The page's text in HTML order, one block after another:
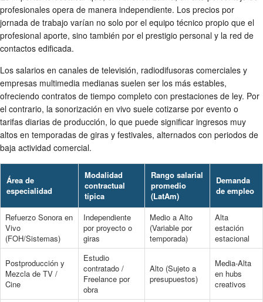
profesionales opera de manera independiente. Los precios por
jornada de trabajo varían no solo por el equipo técnico propio que el
profesional aporte, sino también por el prestigio personal y la red de
contactos edificada.
Los salarios en canales de televisión, radiodifusoras comerciales y
empresas multimedia medianas suelen ser los más estables,
ofreciendo contratos de tiempo completo con prestaciones de ley. Por
el contrario, la sonorización en vivo suele cotizarse por evento o
tarifas diarias de producción, lo que puede significar ingresos muy
altos en temporadas de giras y festivales, alternados con periodos de
baja actividad comercial.
Área de
especialidad
Modalidad
contractual
típica
Rango salarial
promedio
(LatAm)
Demanda
de empleo
Refuerzo Sonora en
Vivo
(FOH/Sistemas)
Independiente
por proyecto o
giras
Medio a Alto
(Variable por
temporada)
Alta
estación
estacional
Postproducción y
Mezcla de TV /
Cine
Estudio
contratado /
Freelance por
obra
Alto (Sujeto a
presupuestos)
Media-Alta
en hubs
creativos